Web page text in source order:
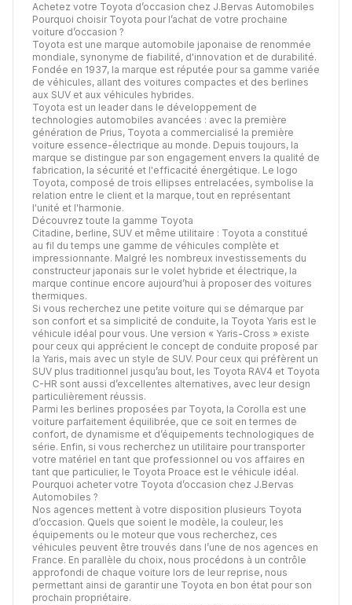
Achetez votre Toyota d’occasion chez J.Bervas Automobiles
Pourquoi choisir Toyota pour l’achat de votre prochaine
voiture d’occasion ?
Toyota est une marque automobile japonaise de renommée
mondiale, synonyme de fiabilité, d'innovation et de durabilité.
Fondée en 1937, la marque est réputée pour sa gamme variée
de véhicules, allant des voitures compactes et des berlines
aux SUV et aux véhicules hybrides.
Toyota est un leader dans le développement de
technologies automobiles avancées : avec la première
génération de Prius, Toyota a commercialisé la première
voiture essence-électrique au monde. Depuis toujours, la
marque se distingue par son engagement envers la qualité de
fabrication, la sécurité et l'efficacité énergétique. Le logo
Toyota, composé de trois ellipses entrelacées, symbolise la
relation entre le client et la marque, tout en représentant
l'unité et l'harmonie.
Découvrez toute la gamme Toyota
Citadine, berline, SUV et même utilitaire : Toyota a constitué
au fil du temps une gamme de véhicules complète et
impressionnante. Malgré les nombreux investissements du
constructeur japonais sur le volet hybride et électrique, la
marque continue encore aujourd’hui à proposer des voitures
thermiques.
Si vous recherchez une petite voiture qui se démarque par
son confort et sa simplicité de conduite, la Toyota Yaris est le
véhicule idéal pour vous. Une version « Yaris-Cross » existe
pour ceux qui apprécient le concept de conduite proposé par
la Yaris, mais avec un style de SUV. Pour ceux qui préfèrent un
SUV plus traditionnel jusqu’au bout, les Toyota RAV4 et Toyota
C-HR sont aussi d’excellentes alternatives, avec leur design
particulièrement réussis.
Parmi les berlines proposées par Toyota, la Corolla est une
voiture parfaitement équilibrée, que ce soit en termes de
confort, de dynamisme et d’équipements technologiques de
série. Enfin, si vous recherchez un utilitaire pour transporter
votre matériel en tant que professionnel ou vos affaires en
tant que particulier, le Toyota Proace est le véhicule idéal.
Pourquoi acheter votre Toyota d’occasion chez J.Bervas
Automobiles ?
Nos agences mettent à votre disposition plusieurs Toyota
d’occasion. Quels que soient le modèle, la couleur, les
équipements ou le moteur que vous recherchez, ces
véhicules peuvent être trouvés dans l’une de nos agences en
France. En parallèle du choix, nous procédons à un contrôle
approfondi de chaque voiture lors de leur reprise, nous
permettant ainsi de garantir une Toyota en bon état pour son
prochain propriétaire.